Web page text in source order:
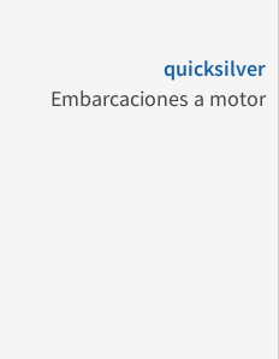
quicksilver
Embarcaciones a motor